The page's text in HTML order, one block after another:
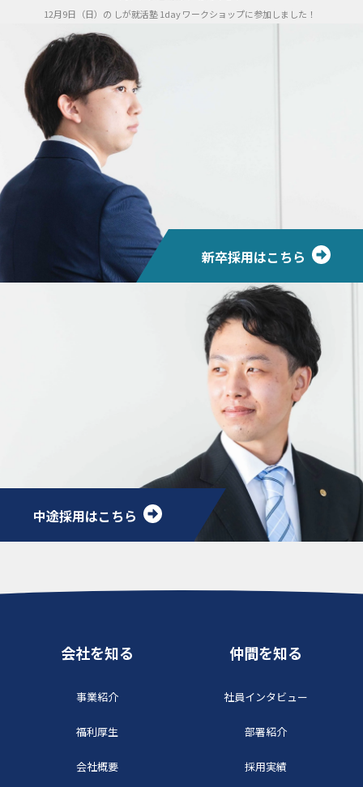
12月9日（日）の しが就活塾 1day ワークショップに参加しました！
新卒採用はこちら
中途採用はこちら
会社を知る
事業紹介
福利厚生
会社概要
仲間を知る
社員インタビュー
部署紹介
採用実績